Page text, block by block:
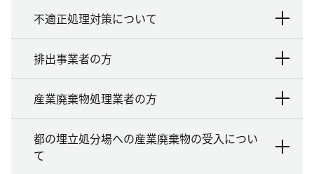
不適正処理対策について
排出事業者の方
産業廃棄物処理業者の方
都の埋立処分場への産業廃棄物の受入につい
て